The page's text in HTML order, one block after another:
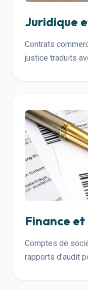
Juridique
Contrats
justice traduits
Finance
Comptes de
rapports d'audit